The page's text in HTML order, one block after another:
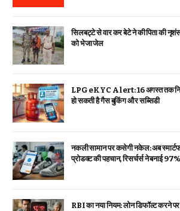
सिलबट्टे से वार कर बेटे ने की पिता की
को भेजा जेल
LPG eKYC Alert: 16 अगस्त तक
हो सकती है गैस बुकिंग और सब्सिडी
नकली सामान पर कसेगी नकेल: अब
प्रोडक्ट की पहचान, रिसर्चर्स ने बनाई
RBI का नया नियम: लोन डिफॉल्ट करने